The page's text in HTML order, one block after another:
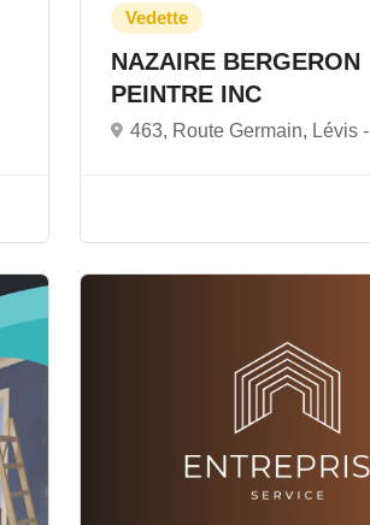
NAZAIRE BERGERON
PEINTRE INC
463, Route Germain, Lévis -